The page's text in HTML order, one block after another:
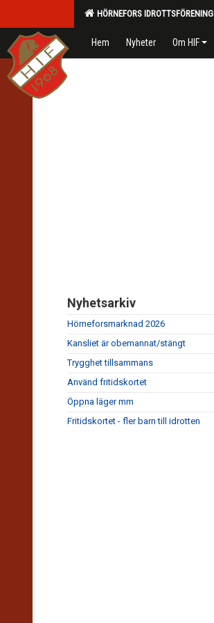
HÖRNEFORS IDROTTSFÖRENING
Hem Nyheter Om HIF
Nyhetsarkiv
Hörneforsmarknad 2026
Kansliet är obemannat/stängt
Trygghet tillsammans
Använd fritidskortet
Öppna läger mm
Fritidskortet - fler barn till idrotten